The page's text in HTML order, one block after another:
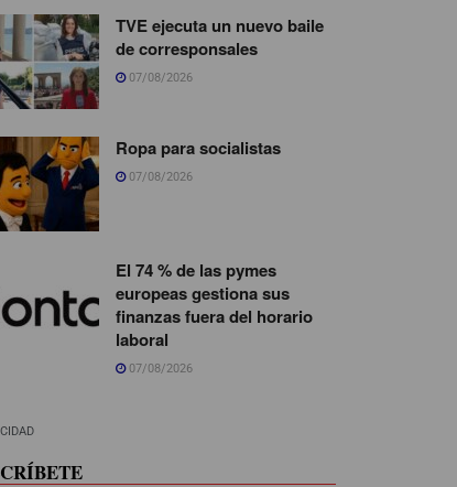
TVE ejecuta un nuevo baile
de corresponsales
07/08/2026
Ropa para socialistas
07/08/2026
El 74 % de las pymes
europeas gestiona sus
finanzas fuera del horario
laboral
07/08/2026